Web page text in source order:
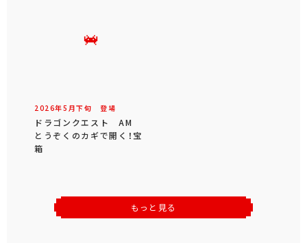
2026年5 月下旬 登場
ドラゴンクエスト AM
とうぞくのカギで開く！宝
箱
もっと見る